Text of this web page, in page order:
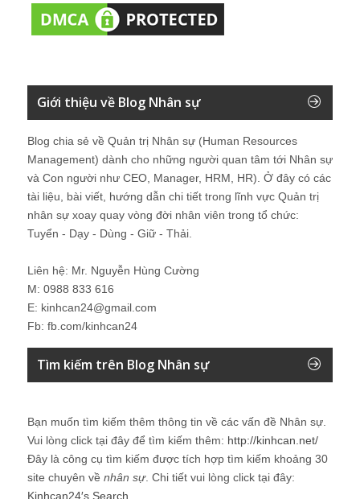
Giới thiệu về Blog Nhân sự
Blog chia sẻ về Quản trị Nhân sự (Human Resources
Management) dành cho những người quan tâm tới Nhân sự
và Con người như CEO, Manager, HRM, HR). Ở đây có các
tài liệu, bài viết, hướng dẫn chi tiết trong lĩnh vực Quản trị
nhân sự xoay quay vòng đời nhân viên trong tổ chức:
Tuyển - Dạy - Dùng - Giữ - Thải.
Liên hệ: Mr. Nguyễn Hùng Cường
M: 0988 833 616
E: kinhcan24@gmail.com
Fb: fb.com/kinhcan24
Tìm kiếm trên Blog Nhân sự
Bạn muốn tìm kiếm thêm thông tin về các vấn đề Nhân sự
Vui lòng click tại đây để tìm kiếm thêm: http://kinhcan.net/
Đây là công cụ tìm kiếm được tích hợp tìm kiếm khoảng 30
site chuyên về nhân sự. Chi tiết vui lòng click tại đây:
Kinhcan24′s Search